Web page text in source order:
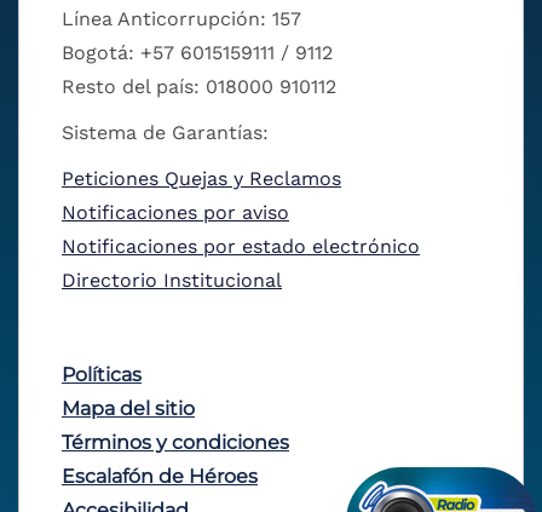
Línea Anticorrupción: 157
Bogotá: +57 6015159111 / 9112
Resto del país: 018000 910112
Sistema de Garantías:
Peticiones Quejas y Reclamos
Notificaciones por aviso
Notificaciones por estado electrónico
Directorio Institucional
Políticas
Mapa del sitio
Términos y condiciones
Escalafón de Héroes